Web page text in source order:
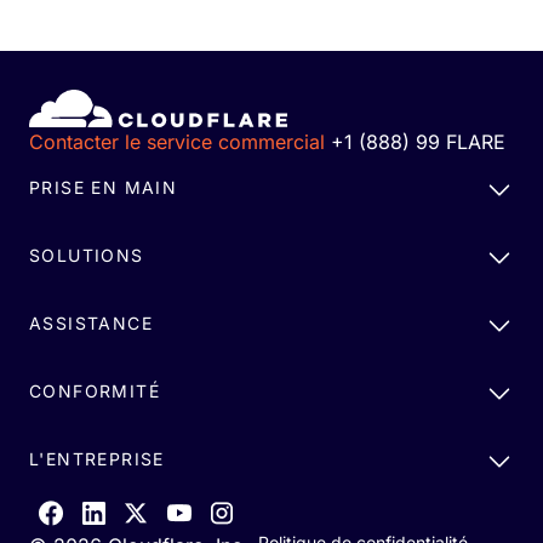
Contacter le service commercial +1 (888) 99 FLARE
PRISE EN MAIN
SOLUTIONS
ASSISTANCE
CONFORMITÉ
L'ENTREPRISE